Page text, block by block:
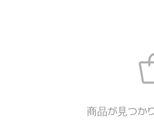
商品が見つか